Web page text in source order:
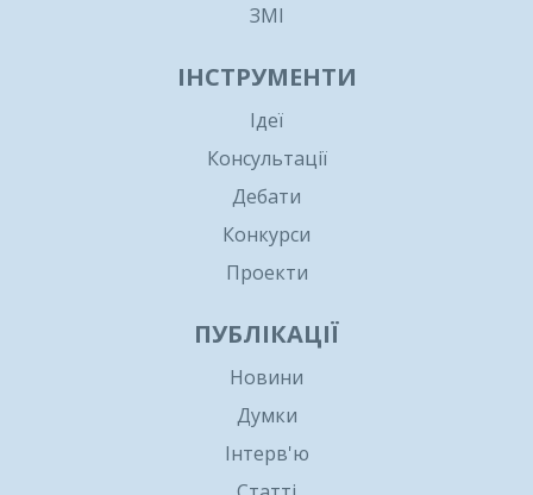
ЗМІ
ІНСТРУМЕНТИ
Ідеї
Консультації
Дебати
Конкурси
Проекти
ПУБЛІКАЦІЇ
Новини
Думки
Інтерв'ю